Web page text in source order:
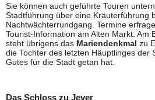
Sie können auch geführte Touren
Stadtführung über eine Kräuterführung
Nachtwächterrundgang. Termine
Tourist-Information am Alten Markt. Am
steht übrigens das Mariendenkmal zu
die Tochter des letzten Häuptlinges der
Gutes für die Stadt getan hat.
Das Schloss zu Jever